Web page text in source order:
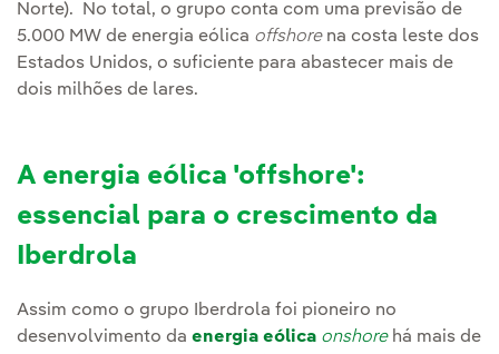
Norte). No total, o grupo conta com uma previsão de
5.000 MW de energia eólica offshore na costa leste dos
Estados Unidos, o suficiente para abastecer mais de
dois milhões de lares.
A energia eólica 'offshore':
essencial para o crescimento da
Iberdrola
Assim como o grupo Iberdrola foi pioneiro no
desenvolvimento da energia eólica onshorehá mais de